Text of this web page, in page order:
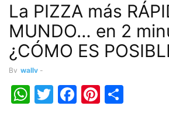
La PIZZA más
MUNDO… en 2
¿CÓMO ES
By wally -
WhatsApp
Twitter
Facebook
Pinterest